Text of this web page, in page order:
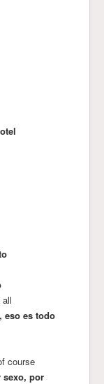
all
eso es todo
course
sexo, por